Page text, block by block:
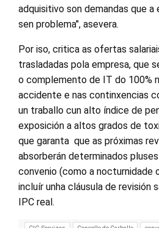
adquisitivo son demandas que a
sen problema", asevera.
Por iso, critica as ofertas
trasladadas pola empresa, que
o complemento de IT do 100%
accidente e nas continxencias
un traballo cun alto índice de
exposición a altos grados de
que garanta que as próximas
absorberán determinados
convenio (como a nocturnidade
incluír unha cláusula de revisión
IPC real.